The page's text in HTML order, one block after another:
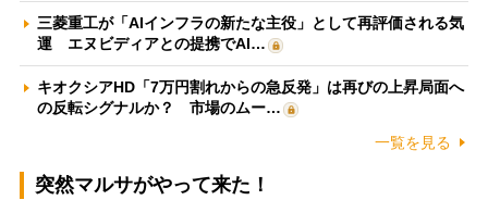
三菱重工が「AIインフラの新たな主役」として再評価される気
運 エヌビディアとの提携でAI…
キオクシアHD「7万円割れからの急反発」は再びの上昇局面へ
の反転シグナルか？ 市場のムー…
一覧を見る
突然マルサがやって来た！